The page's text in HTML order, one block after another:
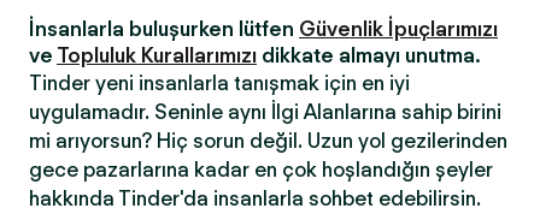
İnsanlarla buluşurken lütfen Güvenlik İpuçlarımızı
ve Topluluk Kurallarımızı dikkate almayı unutma.
Tinder yeni insanlarla tanışmak için en iyi
uygulamadır. Seninle aynı İlgi Alanlarına sahip birini
mi arıyorsun? Hiç sorun değil. Uzun yol gezilerinden
gece pazarlarına kadar en çok hoşlandığın şeyler
hakkında Tinder'da insanlarla sohbet edebilirsin.